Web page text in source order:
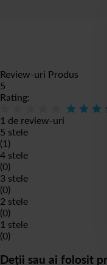
Review-uri Produs
5
Rating:
1 de review-uri
5 stele
(1)
4 stele
(0)
3 stele
(0)
2 stele
(0)
1 stele
(0)
Deții sau ai folosit